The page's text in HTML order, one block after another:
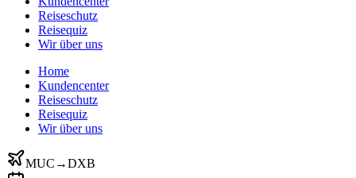
Reiseschutz
Reisequiz
Wir über uns
Home
Kundencenter
Reiseschutz
Reisequiz
Wir über uns
MUC →DXB